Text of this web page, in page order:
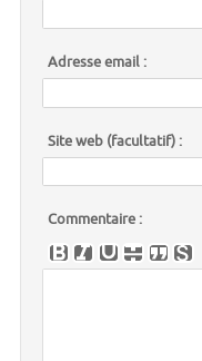
Adresse email :
Site web (facultatif) :
Commentaire :